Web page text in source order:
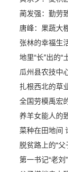
蔺发强：勤劳
唐峰：果蔬大
张林的幸福生
地里“长”出的“
瓜州县农技中
扎根西北的草
全国劳模禹宏
养羊女能人的
菜种在田地间
脱贫路上的“父
第一书记“老刘